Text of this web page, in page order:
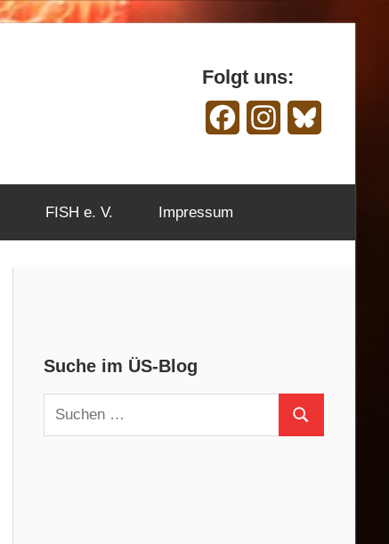
Folgt uns:
FacebookInstagram
FISH e. V. Impressum
Suche im ÜS-Blog
Suchen
nach:
Suchen